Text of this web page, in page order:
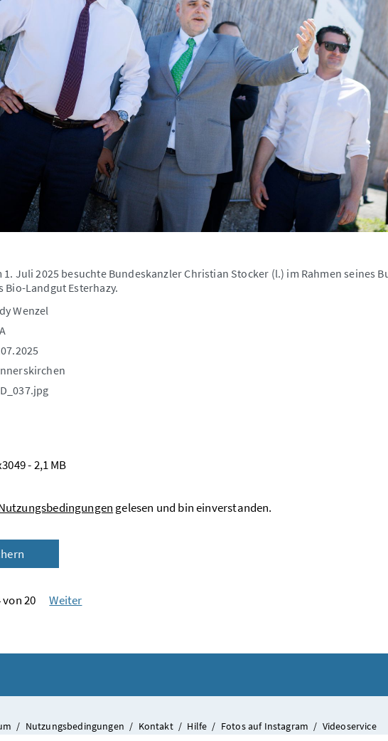
1. Juli 2025 besuchte Bundeskanzler Christian Stocker (l.) im Rahmen seines
Bio-Landgut Esterhazy.
Wenzel
- 2,1 MB
gelesen und bin einverstanden.
von 20 Weiter
/ Nutzungsbedingungen / Kontakt / Hilfe / Fotos auf Instagram / Videoservice